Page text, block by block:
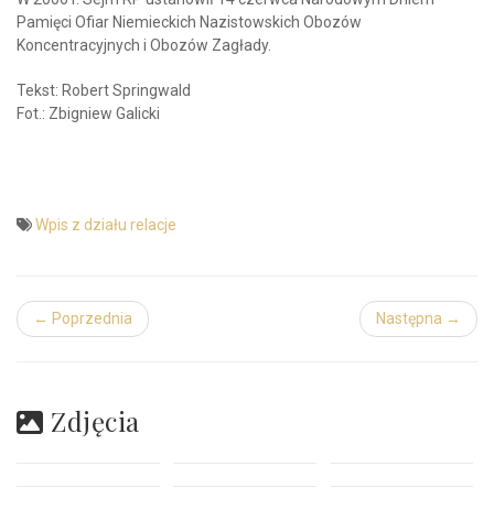
Pamięci Ofiar Niemieckich Nazistowskich Obozów
Koncentracyjnych i Obozów Zagłady.
Tekst: Robert Springwald
Fot.: Zbigniew Galicki
Wpis z działu relacje
← Poprzednia Następna →
Zdjęcia